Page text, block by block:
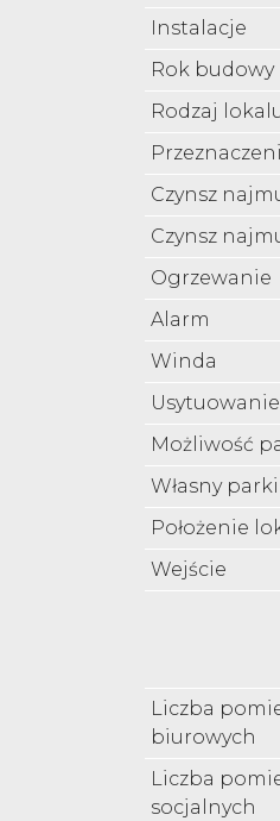
Instalacje
Rok budowy
Rodzaj
Czynsz
Czynsz
Ogrzewanie
Alarm
Winda
Usytuowanie
Możliwość
Własny
Położenie
Wejście
Liczba
biurowych
Liczba
socjalnych